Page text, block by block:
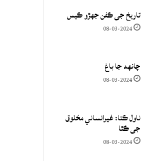
تاريخ جي ڪفن جھڙو ڪيس
08-03-2024
چانهه جا باغ
08-03-2024
ناول ڪتا: غيرانساني مخلوق
جي ڪٿا
08-03-2024